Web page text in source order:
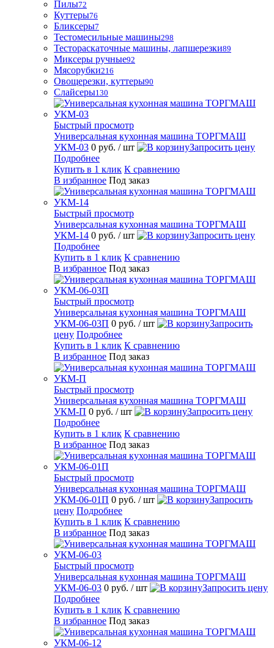
Пилы72
Куттеры76
Бликсеры7
Тестомесильные машины298
Тестораскаточные машины, лапшерезки89
Миксеры ручные92
Мясорубки216
Овощерезки, куттеры90
Слайсеры130
Быстрый просмотр
Универсальная кухонная машина ТОРГМАШ
УКМ-03 0 руб. / шт
Запросить цену
Подробнее
Купить в 1 клик К сравнению
В избранное Под заказ
Быстрый просмотр
Универсальная кухонная машина ТОРГМАШ
УКМ-14 0 руб. / шт
Запросить цену
Подробнее
Купить в 1 клик К сравнению
В избранное Под заказ
Быстрый просмотр
Универсальная кухонная машина ТОРГМАШ
УКМ-06-03П 0 руб. / шт
Запросить
цену Подробнее
Купить в 1 клик К сравнению
В избранное Под заказ
Быстрый просмотр
Универсальная кухонная машина ТОРГМАШ
УКМ-П 0 руб. / шт
Запросить цену
Подробнее
Купить в 1 клик К сравнению
В избранное Под заказ
Быстрый просмотр
Универсальная кухонная машина ТОРГМАШ
УКМ-06-01П 0 руб. / шт
Запросить
цену Подробнее
Купить в 1 клик К сравнению
В избранное Под заказ
Быстрый просмотр
Универсальная кухонная машина ТОРГМАШ
УКМ-06-03 0 руб. / шт
Запросить цену
Подробнее
Купить в 1 клик К сравнению
В избранное Под заказ